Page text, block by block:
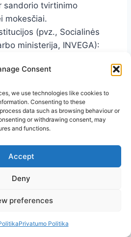
Consent
we use technologies like cookies to
Consenting to these
data such as browsing behaviour or
or withdrawing consent, may
and functions.
Accept
Deny
preferences
Privatumo Politika
sandorio tvirtinimo
mokesčiai.
(pvz., Socialinės
ministerija, INVEGA):
ir palūkanų aplinka
dabar
įmoką“: suma, kurią
15% pradinę įmoką.